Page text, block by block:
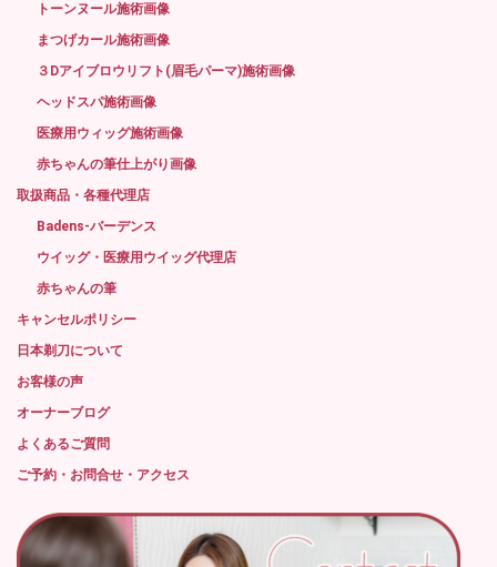
トーンヌール施術画像
まつげカール施術画像
３Dアイブロウリフト(眉毛パーマ)施術画像
ヘッドスパ施術画像
医療用ウィッグ施術画像
赤ちゃんの筆仕上がり画像
取扱商品・各種代理店
Badens-バーデンス
ウイッグ・医療用ウイッグ代理店
赤ちゃんの筆
キャンセルポリシー
日本剃刀について
お客様の声
オーナーブログ
よくあるご質問
ご予約・お問合せ・アクセス